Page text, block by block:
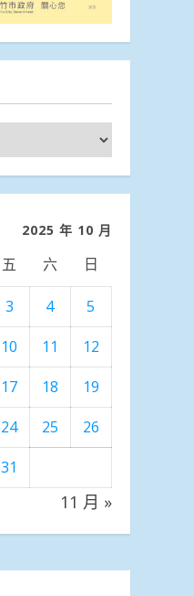
2025 年 10 月
五 六 日
3 4
5
10 11
12
17 18
19
24 25
26
31
11 月 »